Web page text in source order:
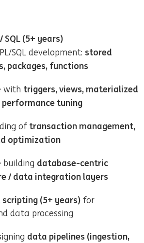
SQL (5+ years)
SQL development: stored
packages, functions
with triggers, views, materialized
performance tuning
of transaction management,
optimization
building database-centric
/ data integration layers
(5+ years) for
data processing
data pipelines (ingestion,